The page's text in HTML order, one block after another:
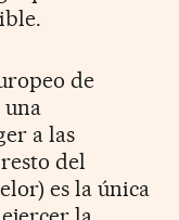
de
una
a las
del
es la única